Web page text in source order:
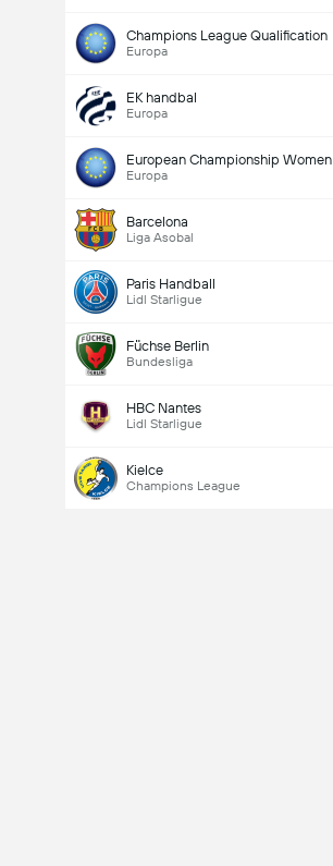
Champions League Qualification
Europa
EK handbal
Europa
European Championship Women
Europa
Barcelona
Liga Asobal
Paris Handball
Lidl Starligue
Füchse Berlin
Bundesliga
HBC Nantes
Lidl Starligue
Kielce
Champions League